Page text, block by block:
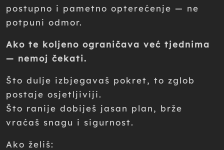
postupno i pametno opterećenje — ne
potpuni odmor.
Ako te koljeno ograničava već tjednima
— nemoj čekati.
Što dulje izbjegavaš pokret, to zglob
postaje osjetljiviji.
Što ranije dobiješ jasan plan, brže
vraćaš snagu i sigurnost.
Ako želiš: